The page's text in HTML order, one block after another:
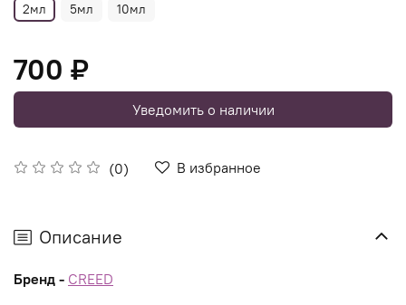
(0) В избранное
2мл 5мл 10мл
700 ₽
Уведомить о наличии
Описание
Бренд - CREED